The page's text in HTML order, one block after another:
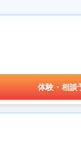
体験・相談